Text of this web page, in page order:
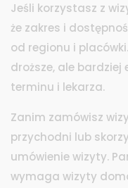
Jeśli korzystasz z
że zakres i
od regionu i
droższe, ale
terminu i lekarza.
Zanim zamówisz
przychodni lub
umówienie wizyty.
wymaga wizyty